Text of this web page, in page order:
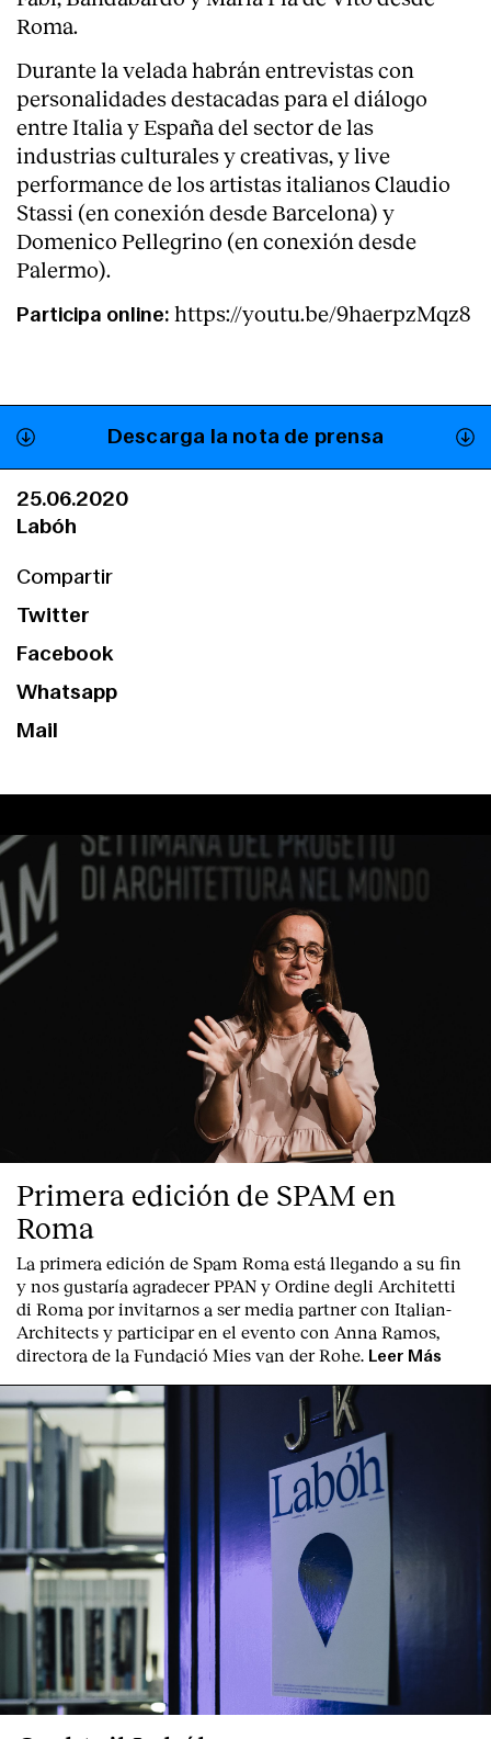
Roma.
Durante la velada habrán entrevistas con
personalidades destacadas para el diálogo
entre Italia y España del sector de las
industrias culturales y creativas, y live
performance de los artistas italianos Claudio
Stassi (en conexión desde Barcelona) y
Domenico Pellegrino (en conexión desde
Palermo).
Participa online: https://youtu.be/9haerpzMqz8
Descarga la nota de prensa
25.06.2020
Labóh
Compartir
Twitter
Facebook
Whatsapp
Mail
Primera edición de SPAM en
Roma
La primera edición de Spam Roma está llegando a su fin
y nos gustaría agradecer PPAN y Ordine degli Architetti
di Roma por invitarnos a ser media partner con Italian-
Architects y participar en el evento con Anna Ramos,
directora de la Fundació Mies van der Rohe. Leer Más